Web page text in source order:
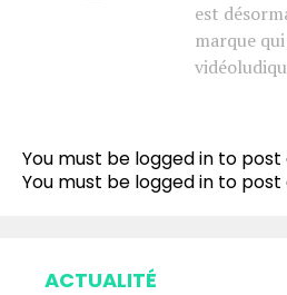
est
marque
You must be logged in to
You must be logged in to post
ACTUALITÉ